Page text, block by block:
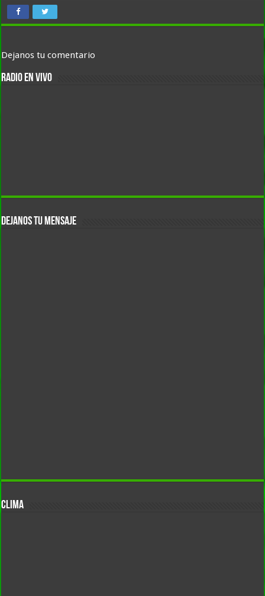
Dejanos tu comentario
RADIO EN VIVO
DEJANOS TU MENSAJE
CLIMA